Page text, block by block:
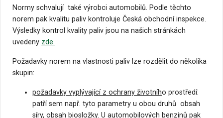
Normy schvalují také výrobci automobilů. Podle těchto
norem pak kvalitu paliv kontroluje Česká obchodní inspekce.
Výsledky kontrol kvality paliv jsou na našich stránkách
uvedeny zde.
Požadavky norem na vlastnosti paliv lze rozdělit do několika
skupin:
požadavky vyplývající z ochrany životního prostředí:
patří sem např. tyto parametry u obou druhů obsah
síry, obsah biosložky. U automobilových benzinů pak